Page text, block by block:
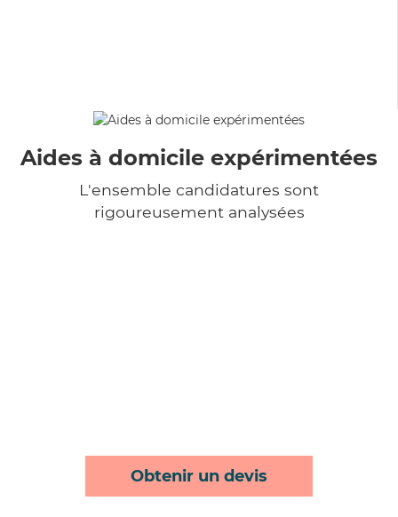
Aides à domicile expérimentées
L'ensemble candidatures sont
rigoureusement analysées
Obtenir un devis